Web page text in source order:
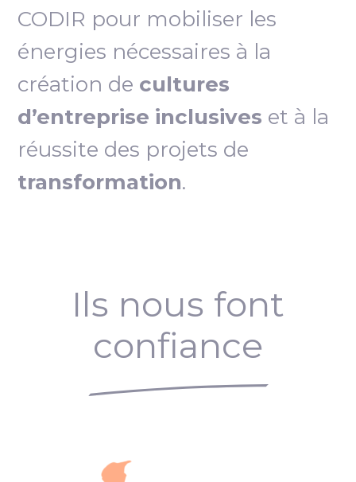
CODIR pour mobiliser les
énergies nécessaires à la
création de cultures
d’entreprise inclusives et à la
réussite des projets de
transformation.
Ils nous font
confiance